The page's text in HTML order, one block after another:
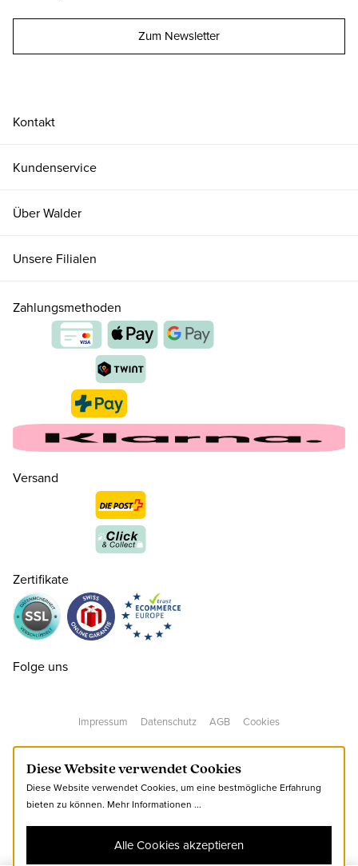
36 CHF 159.00
CHF 159.00
39 CHF 159.00
40 CHF 159.00
Kontakt
Kundenservice
Über Walder
Unsere Filialen
Zum Newsletter
Zahlungsmethoden
Versand
Zertifikate
Folge uns
Impressum Datenschutz AGB Cookies
Diese Website verwendet Cookies
Diese Website verwendet Cookies, um eine bestmögliche Erfahrung
bieten zu können. Mehr Informationen ...
Alle Cookies akzeptieren